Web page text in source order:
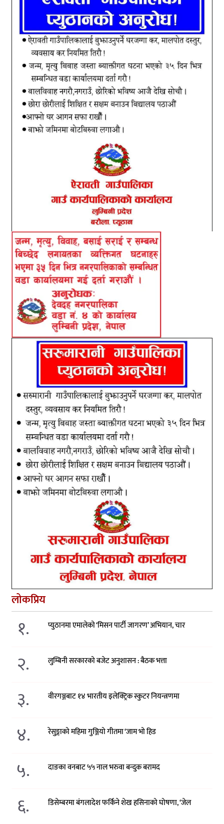
लोकप्रिय
१. प्युठानमा एमालेको ‘मिसन पार्टी जागरण’ अभियान, चार
२. लुम्बिनी सरकारको बजेट अनुशासन : बैठक भत्ता
३. वीरगञ्जबाट १४ भारतीय इलेक्ट्रिक स्कुटर नियन्त्रणमा
४. रेसुङ्गाको महिमा गुञ्जियो गीतमा ‘जाम भो हिड
५. दाङका वनबाट ५५ नाल भरुवा बन्दुक बरामद
६. डिसेम्बरमा बंगलादेश फर्किने शेख हसिनाको घोषणा, ‘जेल